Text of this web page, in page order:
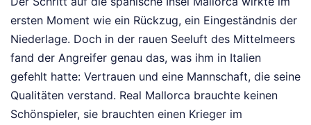
ersten Moment wie ein Rückzug, ein Eingeständnis der
Niederlage. Doch in der rauen Seeluft des Mittelmeers
fand der Angreifer genau das, was ihm in Italien
gefehlt hatte: Vertrauen und eine Mannschaft, die seine
Qualitäten verstand. Real Mallorca brauchte keinen
Schönspieler, sie brauchten einen Krieger im